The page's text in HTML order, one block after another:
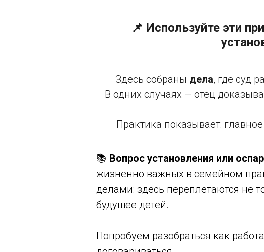
📌 Используйте эти
Здесь собраны дела, где суд
В одних случаях — отец
Практика показывает:
📚 Вопрос установления или
жизненно важных в семейном
делами: здесь переплетаются не
будущее детей.
Попробуем разобраться как